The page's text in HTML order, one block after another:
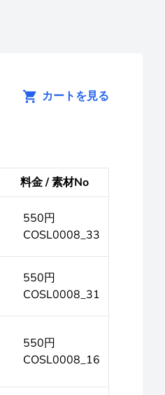
カートを見る
料金 / 素材No
550円
COSL0008_33
550円
COSL0008_31
550円
COSL0008_16